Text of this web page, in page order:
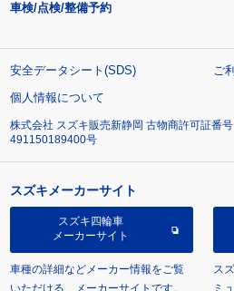
車検/点検/整備予約
安全データシート(SDS)
ご
個人情報について
株式会社 スズキ販売新静岡 古物商許可証番
491150189400号
スズキメーカーサイト
スズキ四輪車
メーカーサイト
車種の詳細などメーカー情報をご覧
いただける、メーカーサイトです。
ス
ミ